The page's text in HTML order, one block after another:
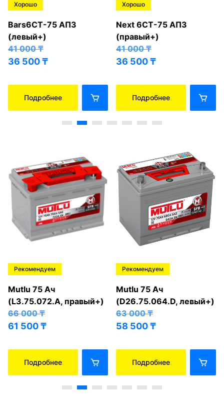
Хорошо
Bars6СТ-75 АПЗ
(левый+)
41 000₸
36 500₸
Подробнее
Хорошо
Next 6СТ-75 АПЗ
(правый+)
41 000₸
36 500₸
Подробнее
Рекомендуем
Mutlu 75 Ач
(L3.75.072.A, правый+)
66 000₸
61 500₸
Подробнее
Рекомендуем
Mutlu 75 Ач
(D26.75.064.D, левый+)
63 000₸
58 500₸
Подробнее